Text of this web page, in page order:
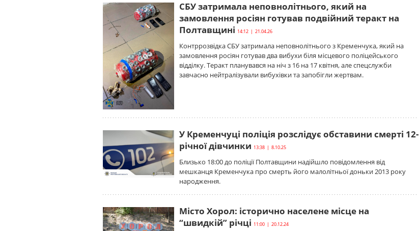
СБУ затримала неповнолітнього, який на
замовлення росіян готував подвійний теракт на
Полтавщині 14:12 | 21.04.26
Контррозвідка СБУ затримала неповнолітнього з Кременчука, який на
замовлення росіян готував два вибухи біля місцевого поліцейського
відділку. Теракт планувався на ніч з 16 на 17 квітня, але спецслужби
завчасно нейтралізували вибухівки та запобігли жертвам.
У Кременчуці поліція розслідує обставини смерті 12-
річної дівчинки 13:38 | 8.10.25
Близько 18:00 до поліції Полтавщини надійшло повідомлення від
мешканця Кременчука про смерть його малолітньої доньки 2013 року
народження.
Місто Хорол: історично населене місце на
“швидкій” річці 11:00 | 20.12.24